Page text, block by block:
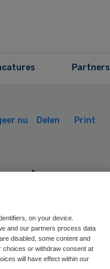
Partners
nu Delen Print
5
on your device.
and our partners process data
disabled, some content and
choices or withdraw consent at
will have effect within our